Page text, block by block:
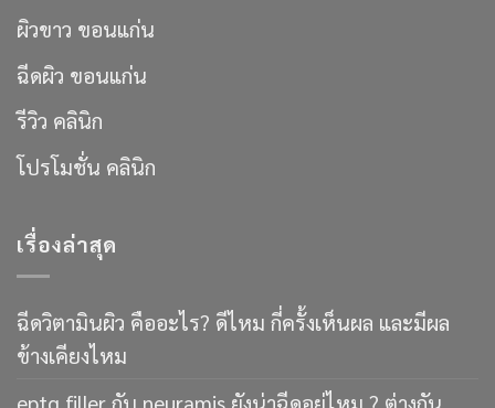
ผิวขาว ขอนแก่น
ฉีดผิว ขอนแก่น
รีวิว คลินิก
โปรโมชั่น คลินิก
เรื่องล่าสุด
ฉีดวิตามินผิว คืออะไร? ดีไหม กี่ครั้งเห็นผล และมีผล
ข้างเคียงไหม
eptq filler กับ neuramis ยังน่าฉีดอยู่ไหม ? ต่างกัน